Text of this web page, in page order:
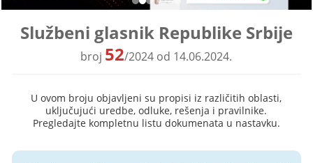
Službeni glasnik Republike Srbije
broj 52/2024 od 14.06.2024.
U ovom broju objavljeni su propisi iz različitih oblasti,
uključujući uredbe, odluke, rešenja i pravilnike.
Pregledajte kompletnu listu dokumenata u nastavku.